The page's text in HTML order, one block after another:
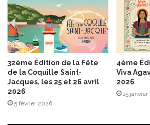
r
g
e
n
c
r
e
p
l
O
P
32ème Édition de la Fête
de la Coquille Saint-
Jacques, les 25 et 26 avril
2026
5 février 2026
4ème
Viva
2026
15